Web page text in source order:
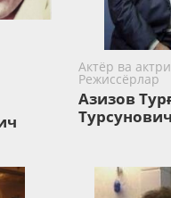
Актёр ва
Режиссёрлар
Азизов
Турсунович